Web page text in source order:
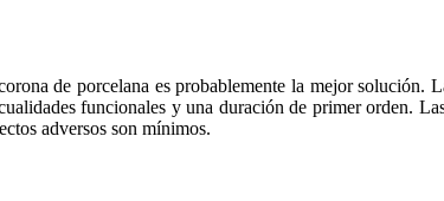
de porcelana es probablemente la mejor
funcionales y una duración de primer orden.
adversos son mínimos.